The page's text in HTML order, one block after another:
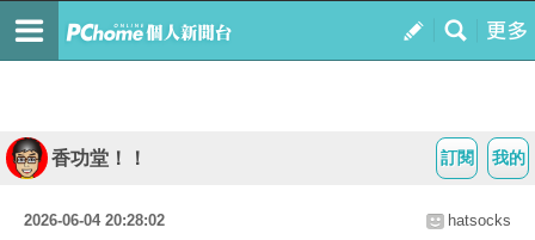
我的
訂閱
香功堂！！
2026-06-04 20:28:02 hatsocks